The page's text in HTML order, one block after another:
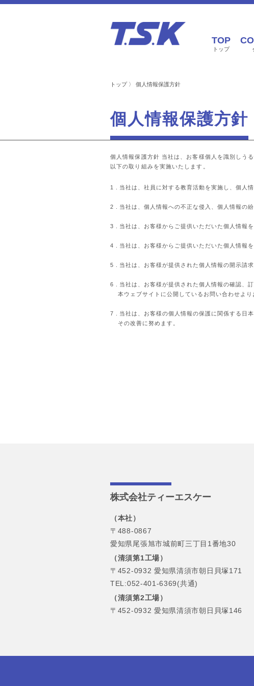
TOP
トップ
トップ 個人情報保護方針
個人情報保護方針
個人情報保護方針 当社は、お客様個人を識別しう
以下の取り組みを実施いたします。
当社は、社員に対する教育活動を実施し、個人
当社は、個人情報への不正な侵入、個人情報の
当社は、お客様からご提供いただいた個人情報
当社は、お客様からご提供いただいた個人情報
当社は、お客様が提供された個人情報の開示請
当社は、お客様が提供された個人情報の確認、
本ウェブサイトに公開しているお問い合わせより
当社は、お客様の個人情報の保護に関係する日
その改善に努めます。
株式会社ティーエスケー
（本社）
〒488-0867
愛知県尾張旭市城前町三丁目1番地30
（清須第1工場）
〒452-0932 愛知県清須市朝日貝塚171
TEL:052-401-6369(共通)
（清須第2工場）
〒452-0932 愛知県清須市朝日貝塚146